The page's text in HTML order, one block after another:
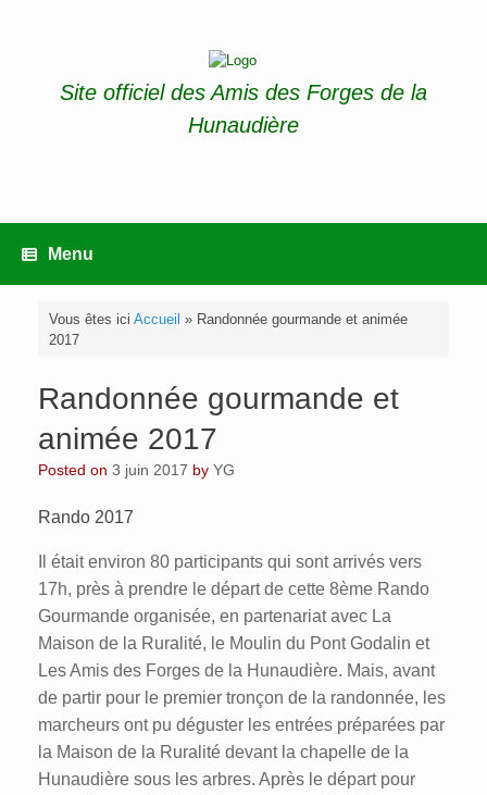
Site officiel des Amis des Forges de la
Hunaudière
Menu
Vous êtes ici Accueil » Randonnée gourmande et animée
2017
Randonnée gourmande et
animée 2017
Posted on 3 juin 2017 by YG
Rando 2017
Il était environ 80 participants qui sont arrivés vers
17h, près à prendre le départ de cette 8ème Rando
Gourmande organisée, en partenariat avec La
Maison de la Ruralité, le Moulin du Pont Godalin et
Les Amis des Forges de la Hunaudière. Mais, avant
de partir pour le premier tronçon de la randonnée, les
marcheurs ont pu déguster les entrées préparées par
la Maison de la Ruralité devant la chapelle de la
Hunaudière sous les arbres. Après le départ pour